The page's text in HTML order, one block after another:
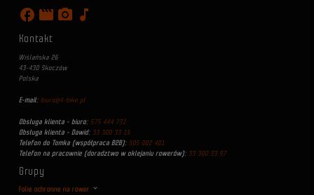
facebook movie photo_camera music_note
Kontakt
Wiślańska 26
43-430 Skoczów
Polska
E-mail: biuro@4-bike.pl
Obsługa klienta - biuro: 575 444 731
Obsługa klienta - Dawid: 33 300 33 15
Telefon do Tomka (współpraca B2B): 505 002 401
Telefon na pracownie (doradztwo w oklejaniu rowerów): 33 300 33 97
Grupy
Folie ochronne na rower